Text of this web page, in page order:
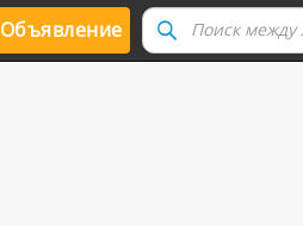
Oбъявление